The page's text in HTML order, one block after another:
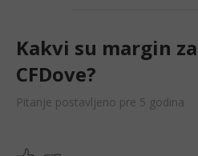
Kakvi su margin
CFDove?
Pitanje postavljeno pre 5 godina